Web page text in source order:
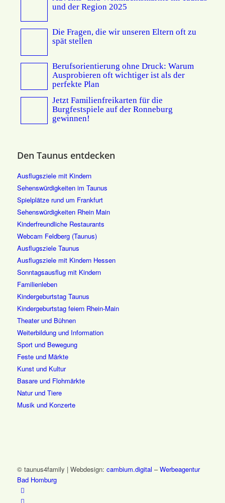
und der Region 2025
Die Fragen, die wir unseren Eltern oft zu
spät stellen
Berufsorientierung ohne Druck: Warum
Ausprobieren oft wichtiger ist als der
perfekte Plan
Jetzt Familienfreikarten für die
Burgfestspiele auf der Ronneburg
gewinnen!
Den Taunus entdecken
Ausflugsziele mit Kindern
Sehenswürdigkeiten im Taunus
Spielplätze rund um Frankfurt
Sehenswürdigkeiten Rhein Main
Kinderfreundliche Restaurants
Webcam Feldberg (Taunus)
Ausflugsziele Taunus
Ausflugsziele mit Kindern Hessen
Sonntagsausflug mit Kindern
Familienleben
Kindergeburtstag Taunus
Kindergeburtstag feiern Rhein-Main
Theater und Bühnen
Weiterbildung und Information
Sport und Bewegung
Feste und Märkte
Kunst und Kultur
Basare und Flohmärkte
Natur und Tiere
Musik und Konzerte
© taunus4family | Webdesign: cambium.digital –Werbeagentur
Bad Homburg